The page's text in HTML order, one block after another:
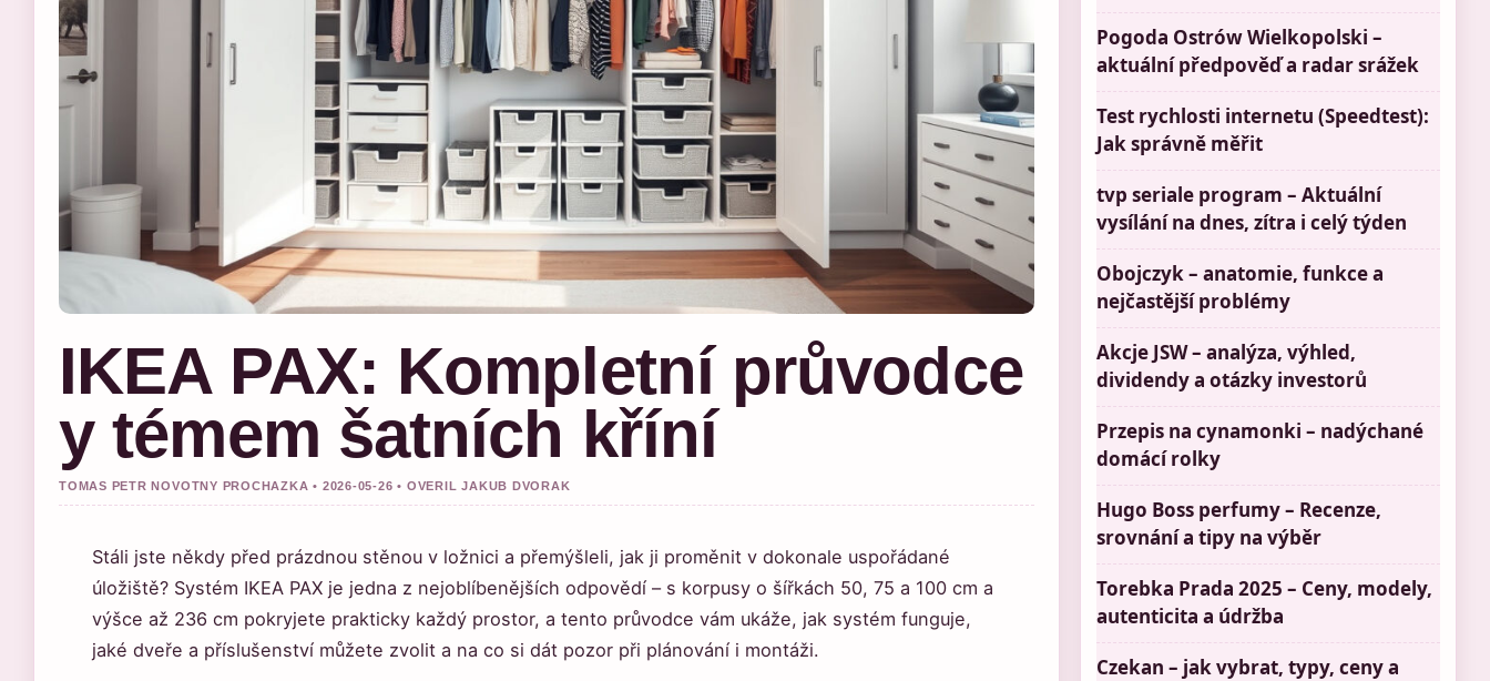
IKEA PAX: Kompletní průvodce
y témem šatních kříní
TOMAS PETR NOVOTNY PROCHAZKA • 2026-05-26 • OVERIL JAKUB DVORAK
Stáli jste někdy před prázdnou stěnou v ložnici a přemýšleli, jak ji proměnit v dokonale uspořádané
úložiště? Systém IKEA PAX je jedna z nejoblíbenějších odpovědí – s korpusy o šířkách 50, 75 a 100 cm a
výšce až 236 cm pokryjete prakticky každý prostor, a tento průvodce vám ukáže, jak systém funguje,
jaké dveře a příslušenství můžete zvolit a na co si dát pozor při plánování i montáži.
Pogoda Ostrów Wielkopolski –
aktuální předpověď a radar srážek
Test rychlosti internetu (Speedtest):
Jak správně měřit
tvp seriale program – Aktuální
vysílání na dnes, zítra i celý týden
Obojczyk – anatomie, funkce a
nejčastější problémy
Akcje JSW – analýza, výhled,
dividendy a otázky investorů
Przepis na cynamonki – nadýchané
domácí rolky
Hugo Boss perfumy – Recenze,
srovnání a tipy na výběr
Torebka Prada 2025 – Ceny, modely,
autenticita a údržba
Czekan – jak vybrat, typy, ceny a